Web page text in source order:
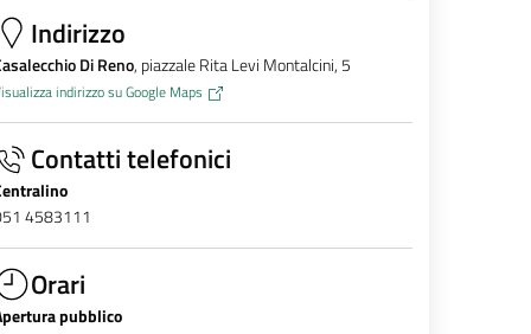
Indirizzo
Di Reno, piazzale Rita Levi Montalcini, 5
indirizzo su Google Maps
Contatti telefonici
4583111
Orari
pubblico